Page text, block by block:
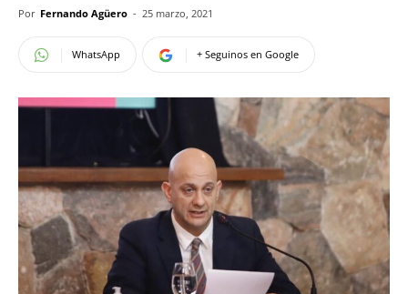
Por Fernando Agüero - 25 marzo, 2021
WhatsApp + Seguinos en Google